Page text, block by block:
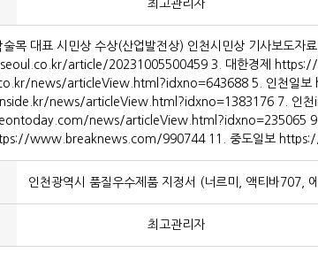
최고관리자
술목 대표 시민상 수상(산업발전상) 인천시민상 기사보
article/20231005500459 3. 대한경제
news/articleView.html?idxno=643688 5. 인천일
news/articleView.html?idxno=1383176 7. 인
news/articleView.html?idxno=235065
www.breaknews.com/990744 11. 중도일보
인천광역시 품질우수제품 지정서 (너르미, 액티바707,
최고관리자